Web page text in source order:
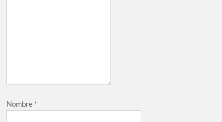
Nombre *